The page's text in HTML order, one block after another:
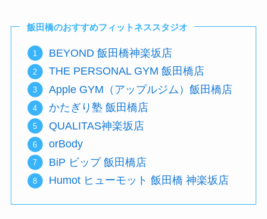
飯田橋のおすすめフィットネススタジオ
BEYOND 飯田橋神楽坂店
THE PERSONAL GYM 飯田橋店
Apple GYM（アップルジム）飯田橋店
かたぎり塾 飯田橋店
QUALITAS神楽坂店
orBody
BiP ビップ 飯田橋店
Humot ヒューモット 飯田橋 神楽坂店